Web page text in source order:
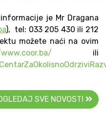
je Mr Dragana
), tel: 033 205 430 ili 212
možete naći na ovim
ili
SVE NOVOSTI